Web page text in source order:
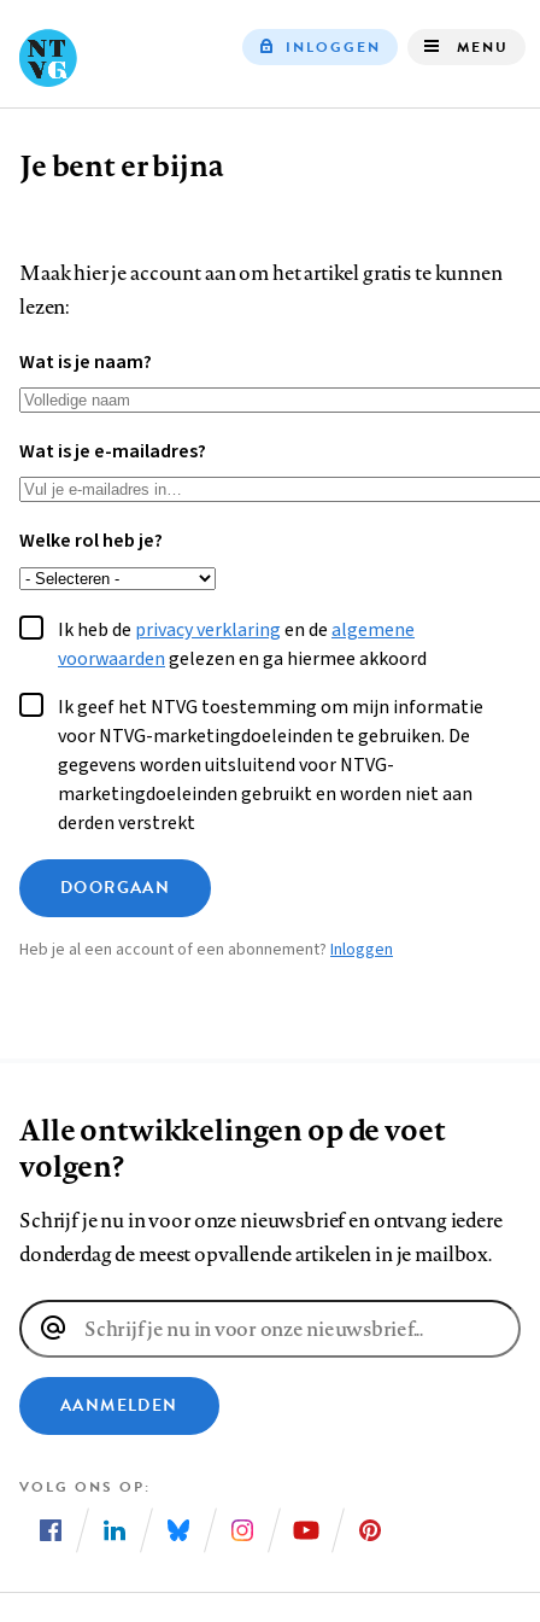
INLOGGEN MENU
Kruimelpad
Je bent er bijna
Maak hier je account aan om het artikel gratis te kunnen
lezen:
Wat is je naam?
Wat is je e-mailadres?
Welke rol heb je?
Ik heb de privacy verklaringen dealgemene
voorwaardengelezen en ga hiermee akkoord
Ik geef het NTVG toestemming om mijn informatie
voor NTVG-marketingdoeleinden te gebruiken. De
gegevens worden uitsluitend voor NTVG-
marketingdoeleinden gebruikt en worden niet aan
derden verstrekt
DOORGAAN
Heb je al een account of een abonnement? Inloggen
Alle ontwikkelingen op de voet
volgen?
Schrijf je nu in voor onze nieuwsbrief en ontvang iedere
donderdag de meest opvallende artikelen in je mailbox.
E-
mailadres
AANMELDEN
VOLG ONS OP
ons
ons
ons
ons
ons
ons